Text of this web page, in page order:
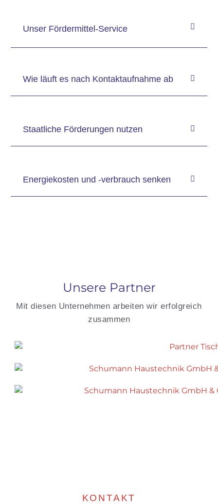
Unser Fördermittel-Service
Wie läuft es nach Kontaktaufnahme ab
Staatliche Förderungen nutzen
Energiekosten und -verbrauch senken
Unsere Partner
Mit diesen Unternehmen arbeiten wir erfolgreich
zusammen
KONTAKT